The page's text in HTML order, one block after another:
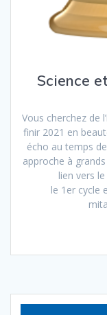
Science
Vous cherchez de
finir 2021 en
écho au temps
approche à grands
lien vers
le 1er cycle